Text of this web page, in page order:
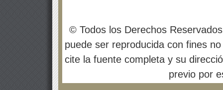
© Todos los Derechos
puede ser reproducida con fines
cite la fuente completa y su
previo por